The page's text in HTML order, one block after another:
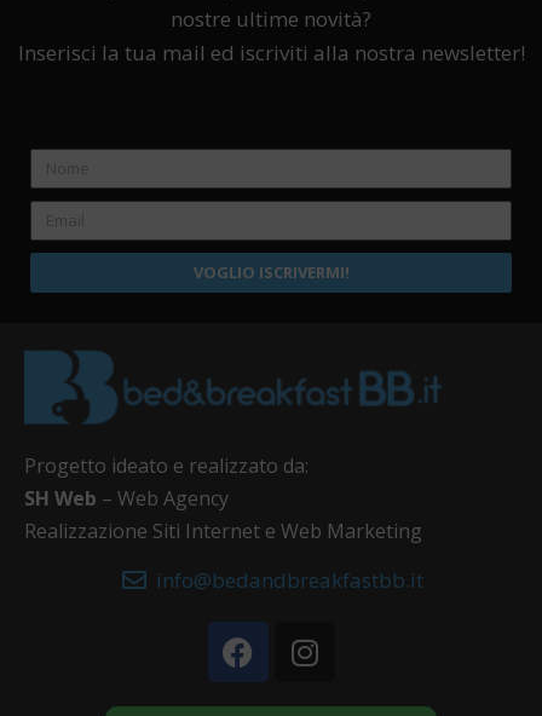
nostre ultime novità?
Inserisci la tua mail ed iscriviti alla nostra newsletter!
VOGLIO ISCRIVERMI!
Progetto ideato e realizzato da:
SH Web – Web Agency
Realizzazione Siti Internet e Web Marketing
info@bedandbreakfastbb.it